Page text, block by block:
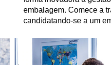
embalagem. Comece a
candidatando-se a um